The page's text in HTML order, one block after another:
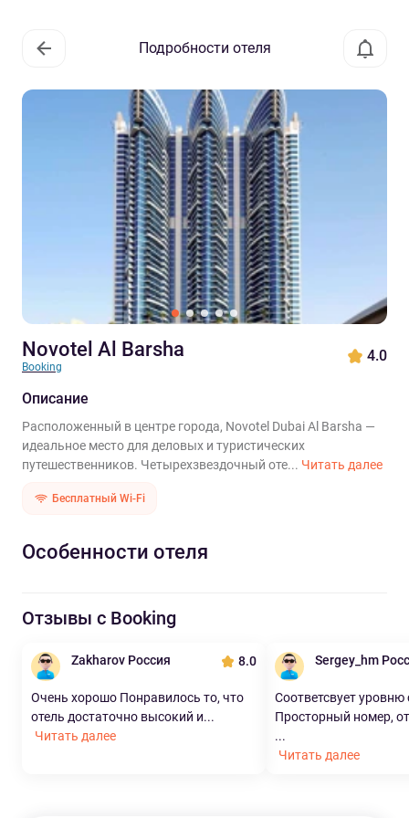
Подробности отеля
Novotel Al Barsha
Booking
4.0
Описание
Расположенный в центре города, Novotel Dubai Al Barsha —
идеальное место для деловых и туристических
путешественников. Четырехзвездочный оте... Читать далее
Бесплатный Wi-Fi
Особенности отеля
Отзывы с Booking
Zakharov Россия 8.0
Очень хорошо Понравилось то, что
отель достаточно высокий и...
Читать далее
Sergey_hm
Соответсвует уровню
Просторный номер,
...
Читать далее